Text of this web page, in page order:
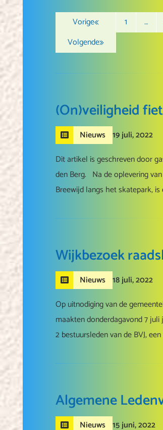
Vorige 1 …
Volgende
(On)veiligheid
Nieuws 19 juli, 2022
Dit artikel is geschreven door
den Berg. Na de oplevering
Breewijd langs het skatepark,
Wijkbezoek
Nieuws 18 juli, 2022
Op uitnodiging van de
maakten donderdagavond 7
2 bestuursleden van de BVJ,
Algemene
Nieuws 15 juni, 2022